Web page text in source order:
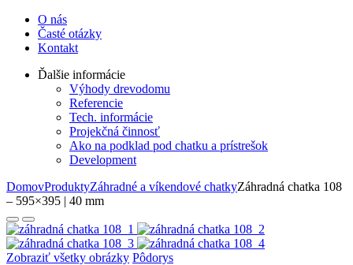
O nás
Časté otázky
Kontakt
Ďalšie informácie
Výhody drevodomu
Referencie
Tech. informácie
Projekčná činnosť
Ako na podklad pod chatku a prístrešok
Development
DomovProduktyZáhradné a víkendové chatkyZáhradná chatka 108
– 595×395 | 40 mm
Zobraziť všetky obrázky Pôdorys